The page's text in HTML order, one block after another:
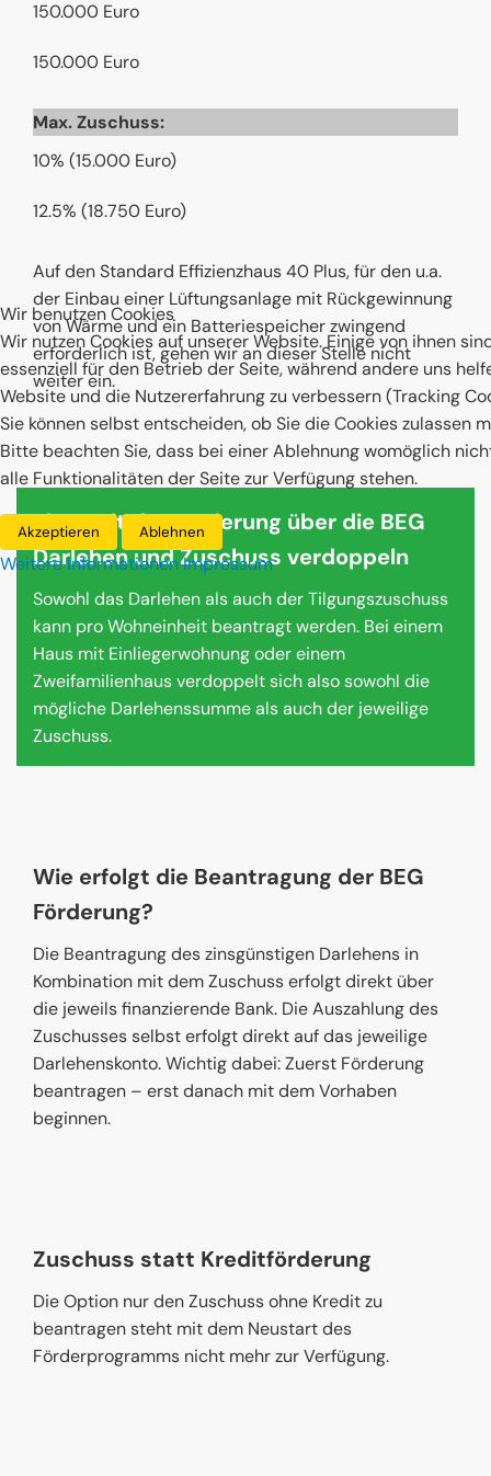
150.000 Euro
150.000 Euro
Max. Zuschuss:
10% (15.000 Euro)
12.5% (18.750 Euro)
Auf den Standard Effizienzhaus 40 Plus, für den u.a.
der Einbau einer Lüftungsanlage mit Rückgewinnung
von Wärme und ein Batteriespeicher zwingend
erforderlich ist, gehen wir an dieser Stelle nicht
weiter ein.
Tipp: Mit der Förderung über die BEG
Darlehen und Zuschuss verdoppeln
Sowohl das Darlehen als auch der Tilgungszuschuss
kann pro Wohneinheit beantragt werden. Bei einem
Haus mit Einliegerwohnung oder einem
Zweifamilienhaus verdoppelt sich also sowohl die
mögliche Darlehenssumme als auch der jeweilige
Zuschuss.
Wie erfolgt die Beantragung der BEG
Förderung?
Die Beantragung des zinsgünstigen Darlehens in
Kombination mit dem Zuschuss erfolgt direkt über
die jeweils finanzierende Bank. Die Auszahlung des
Zuschusses selbst erfolgt direkt auf das jeweilige
Darlehenskonto. Wichtig dabei: Zuerst Förderung
beantragen – erst danach mit dem Vorhaben
beginnen.
Zuschuss statt Kreditförderung
Die Option nur den Zuschuss ohne Kredit zu
beantragen steht mit dem Neustart des
Förderprogramms nicht mehr zur Verfügung.
Wir benutzen Cookies
Wir nutzen Cookies auf unserer Website. Einige von ihnen
essenziell für den Betrieb der Seite, während andere uns
Website und die Nutzererfahrung zu verbessern (Tracking
Sie können selbst entscheiden, ob Sie die Cookies zulassen
Bitte beachten Sie, dass bei einer Ablehnung womöglich
alle Funktionalitäten der Seite zur Verfügung stehen.
Akzeptieren Ablehnen
Weitere InformationenImpressum